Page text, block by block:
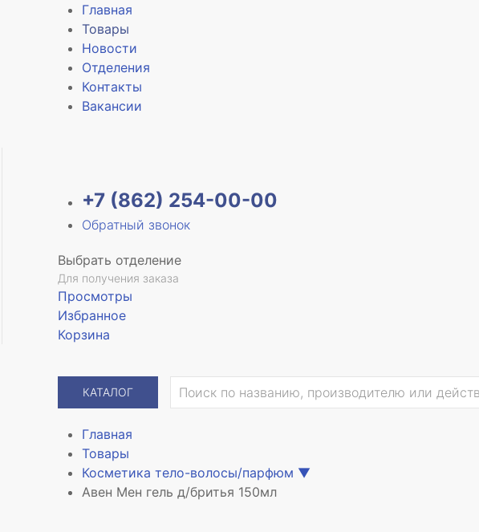
Главная
Товары
Новости
Отделения
Контакты
Вакансии
+7 (862) 254-00-00
Обратный звонок
Выбрать отделение
Для получения заказа
Просмотры
Избранное
Корзина
КАТАЛОГ
Главная
Товары
Косметика тело-волосы/парфюм ▼
Авен Мен гель д/бритья 150мл